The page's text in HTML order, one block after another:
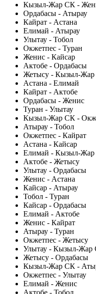
Кызыл-Жар СК -
Ордабасы - Атырау
Кайрат - Астана
Елимай - Атырау
Улытау - Тобол
Окжетпес - Туран
Женис - Кайсар
Актобе - Ордабасы
Жетысу - Кызыл-
Астана - Елимай
Кайрат - Актобе
Ордабасы - Женис
Туран - Улытау
Кызыл-Жар СК -
Атырау - Тобол
Окжетпес - Кайрат
Астана - Кайсар
Елимай - Кызыл-
Актобе - Жетысу
Улытау - Ордабасы
Женис - Астана
Кайсар - Атырау
Тобол - Туран
Кайсар - Ордабасы
Елимай - Актобе
Женис - Кайрат
Атырау - Туран
Окжетпес - Жетысу
Улытау - Кызыл-Жар
Жетысу - Ордабасы
Кызыл-Жар СК -
Окжетпес - Улытау
Елимай - Женис